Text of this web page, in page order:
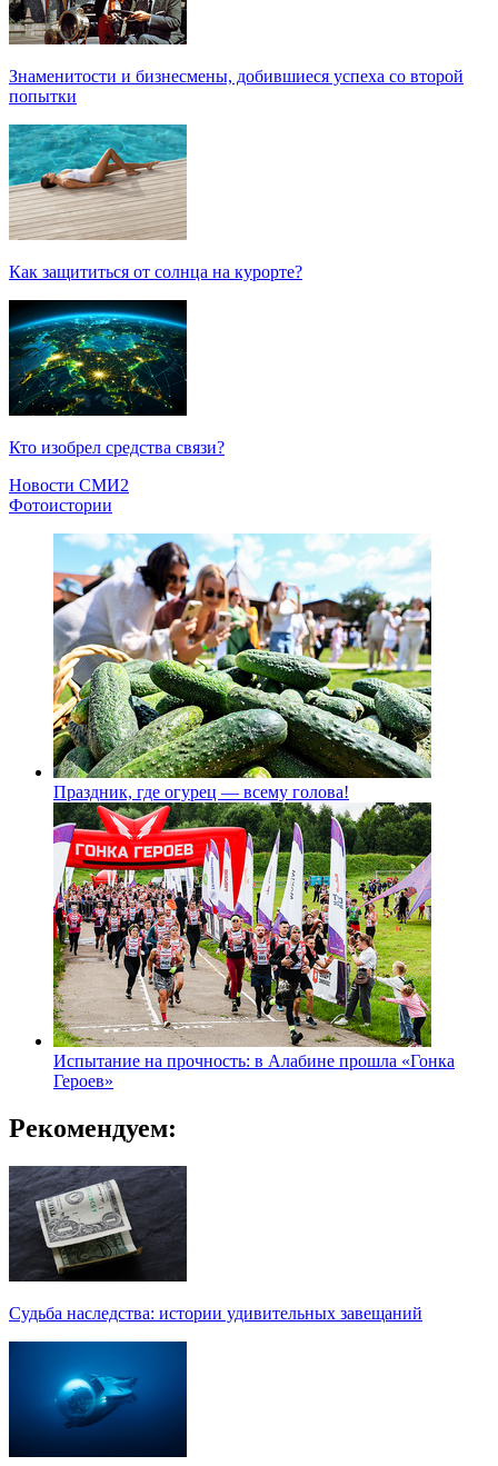
Знаменитости и бизнесмены, добившиеся успеха со второй
попытки
Как защититься от солнца на курорте?
Кто изобрел средства связи?
Новости СМИ2
Фотоистории
Праздник, где огурец — всему голова!
Испытание на прочность: в Алабине прошла «Гонка
Героев»
Рекомендуем:
Судьба наследства: истории удивительных завещаний